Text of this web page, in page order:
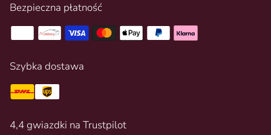
Bezpieczna płatność
Szybka dostawa
4,4 gwiazdki na Trustpilot